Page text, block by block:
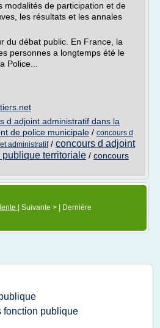
modalités de participation et de
les résultats et les annales
du débat public. En France, la
personnes a longtemps été le
Police...
d adjoint administratif dans la
de police municipale / concours d
administratif/ concours d adjoint
territoriale / concours
| Suivante > | Dernière
fonction publique